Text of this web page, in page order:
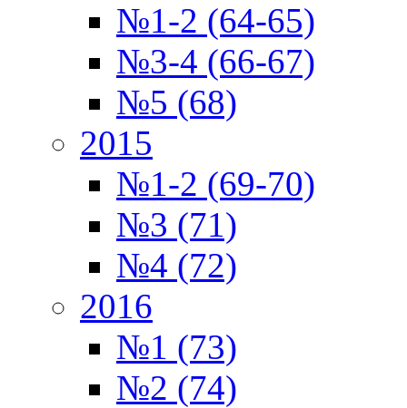
№1-2 (64-65)
№3-4 (66-67)
№5 (68)
2015
№1-2 (69-70)
№3 (71)
№4 (72)
2016
№1 (73)
№2 (74)